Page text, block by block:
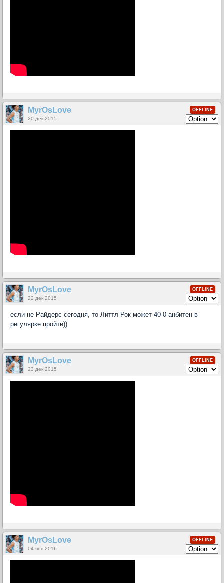
OFFLINE
MyrOsLove
20 дек 2015
OFFLINE
MyrOsLove
22 дек 2015
если не Райдерс сегодня, то Литтл Рок может 40-0 анбитен в
регулярке пройти))
OFFLINE
MyrOsLove
23 дек 2015
OFFLINE
MyrOsLove
04 янв 2016